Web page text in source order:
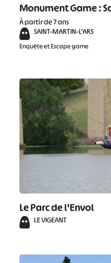
Monument Game :
À partir de 7 ans
SAINT-MARTIN-L'ARS
Enquête et Escape game
Le Parc de l'Envol
LE VIGEANT